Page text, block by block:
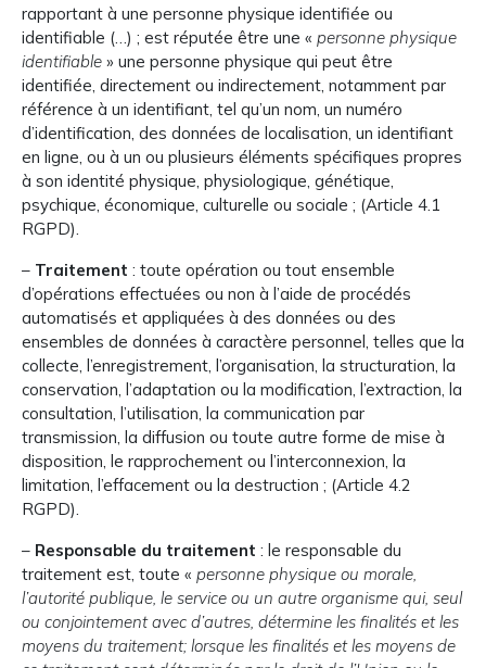
rapportant à une personne physique identifiée ou
identifiable (…) ; est réputée être une « personne physique
identifiable » une personne physique qui peut être
identifiée, directement ou indirectement, notamment par
référence à un identifiant, tel qu’un nom, un numéro
d’identification, des données de localisation, un identifiant
en ligne, ou à un ou plusieurs éléments spécifiques propres
à son identité physique, physiologique, génétique,
psychique, économique, culturelle ou sociale ; (Article 4.1
RGPD).
– Traitement : toute opération ou tout ensemble
d’opérations effectuées ou non à l’aide de procédés
automatisés et appliquées à des données ou des
ensembles de données à caractère personnel, telles que la
collecte, l’enregistrement, l’organisation, la structuration, la
conservation, l’adaptation ou la modification, l’extraction, la
consultation, l’utilisation, la communication par
transmission, la diffusion ou toute autre forme de mise à
disposition, le rapprochement ou l’interconnexion, la
limitation, l’effacement ou la destruction ; (Article 4.2
RGPD).
– Responsable du traitement : le responsable du
traitement est, toute « personne physique ou morale,
l’autorité publique, le service ou un autre organisme qui, seul
ou conjointement avec d’autres, détermine les finalités et les
moyens du traitement; lorsque les finalités et les moyens de